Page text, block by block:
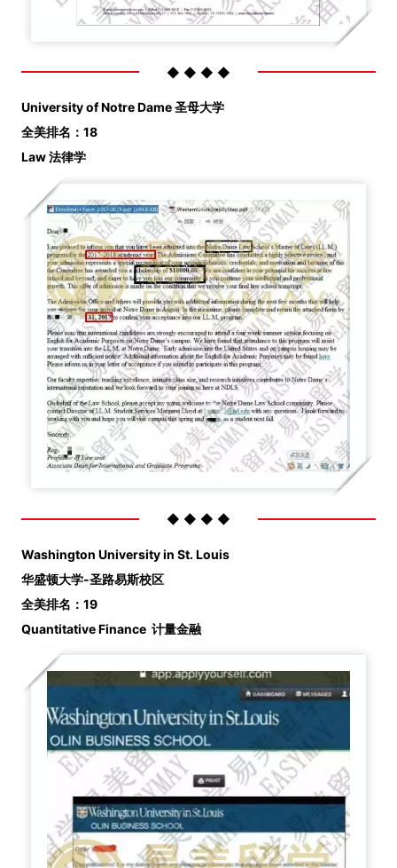
◆ ◆ ◆ ◆
University of Notre Dame 圣母大学
全美排名：18
Law 法律学
◆ ◆ ◆ ◆
Washington University in St. Louis
华盛顿大学-圣路易斯校区
全美排名：19
Quantitative Finance 计量金融